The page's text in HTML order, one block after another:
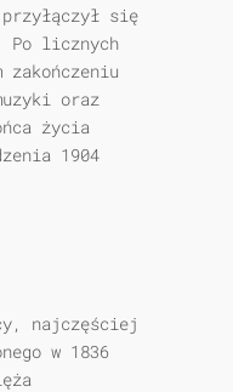
się
Po licznych
oraz
życia
1904
najczęściej
w 1836